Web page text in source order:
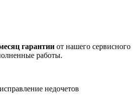
гарантии от нашего сервисного
работы.
недочетов